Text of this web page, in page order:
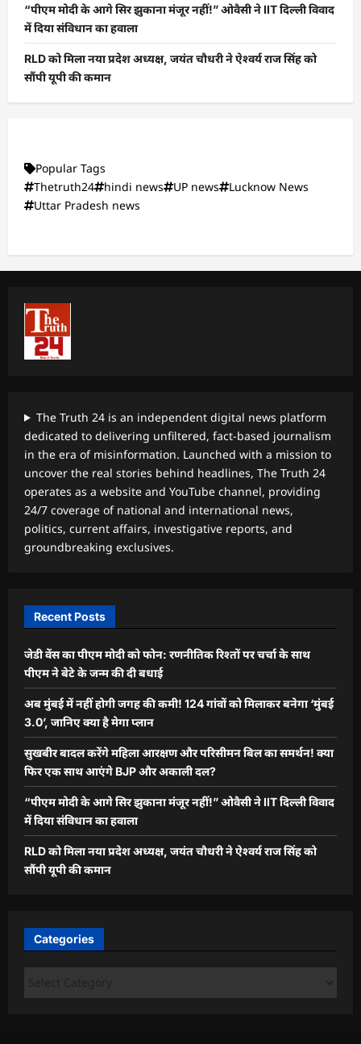
“पीएम मोदी के आगे सिर झुकाना मंजूर नहीं!” ओवैसी ने IIT दिल्ली विवाद
में दिया संविधान का हवाला
RLD को मिला नया प्रदेश अध्यक्ष, जयंत चौधरी ने ऐश्वर्य राज सिंह को
सौंपी यूपी की कमान
Popular Tags
Thetruth24
hindi news UP news
Lucknow News
Uttar Pradesh news
The Truth 24 is an independent digital news platform
dedicated to delivering unfiltered, fact-based journalism
in the era of misinformation. Launched with a mission to
uncover the real stories behind headlines, The Truth 24
operates as a website and YouTube channel, providing
24/7 coverage of national and international news,
politics, current affairs, investigative reports, and
groundbreaking exclusives.
Recent Posts
जेडी वेंस का पीएम मोदी को फोन: रणनीतिक रिश्तों पर चर्चा के साथ
पीएम ने बेटे के जन्म की दी बधाई
अब मुंबई में नहीं होगी जगह की कमी! 124 गांवों को मिलाकर बनेगा ‘मुंबई
3.0’, जानिए क्या है मेगा प्लान
सुखबीर बादल करेंगे महिला आरक्षण और परिसीमन बिल का समर्थन! क्या
फिर एक साथ आएंगे BJP और अकाली दल?
“पीएम मोदी के आगे सिर झुकाना मंजूर नहीं!” ओवैसी ने IIT दिल्ली विवाद
में दिया संविधान का हवाला
RLD को मिला नया प्रदेश अध्यक्ष, जयंत चौधरी ने ऐश्वर्य राज सिंह को
सौंपी यूपी की कमान
Categories